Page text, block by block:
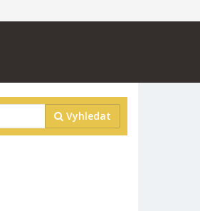
Vyhledat